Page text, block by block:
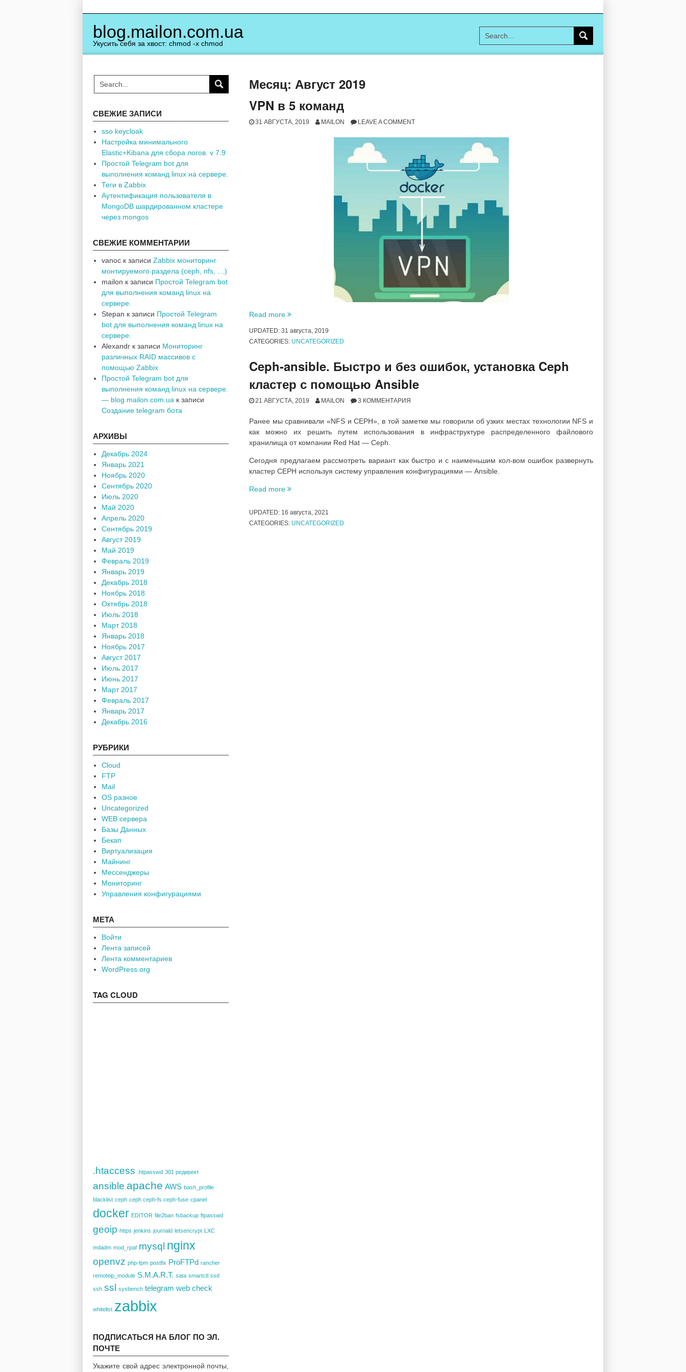
blog.mailon.com.ua
Укусить себя за хвост: chmod -x chmod
Месяц: Август 2019
VPN в 5 команд
31 АВГУСТА, 2019 MAILON LEAVE A COMMENT
Read more «VPN
5
команд»
UPDATED: 31 августа, 2019
CATEGORIES: UNCATEGORIZED
Ceph-ansible. Быстро и без ошибок, установка Ceph
кластер с помощью Ansible
21 АВГУСТА, 2019 MAILON 3 КОММЕНТАРИЯ
Ранее мы сравнивали «NFS и CEPH», в той заметке мы говорили об узких местах технологии NFS и
как можно их решить путем использования в инфраструктуре распределенного файлового
хранилища от компании Red Hat — Ceph.
Сегодня предлагаем рассмотреть вариант как быстро и с наименьшим кол-вом ошибок развернуть
кластер CEPH используя систему управления конфигурациями — Ansible.
Read more «Ceph-
Быстро
и
UPDATED: 16 августа, 2021
CATEGORIES: UNCATEGORIZED
СВЕЖИЕ ЗАПИСИ
sso keycloak
Настройка минимального
Elastic+Kibana для сбора логов. v 7.9
Простой Telegram bot для
выполнения команд linux на сервере.
Теги в Zabbix
Аутентификация пользователя в
MongoDB шардированном кластере
через mongos
СВЕЖИЕ КОММЕНТАРИИ
vanocк записи Zabbix мониторинг
монтируемого раздела (ceph, nfs, …)
mailon к записи Простой Telegram bot
для выполнения команд linux на
сервере.
Stepan к записи Простой Telegram
bot для выполнения команд linux на
сервере.
Alexandrк записи Мониторинг
различных RAID массивов с
помощью Zabbix
Простой Telegram bot для
выполнения команд linux на сервере.
— blog.mailon.com.ua к записи
Создание telegram бота
АРХИВЫ
Декабрь 2024
Январь 2021
Ноябрь 2020
Сентябрь 2020
Июль 2020
Май 2020
Апрель 2020
Сентябрь 2019
Август 2019
Май 2019
Февраль 2019
Январь 2019
Декабрь 2018
Ноябрь 2018
Октябрь 2018
Июль 2018
Март 2018
Январь 2018
Ноябрь 2017
Август 2017
Июль 2017
Июнь 2017
Март 2017
Февраль 2017
Январь 2017
Декабрь 2016
РУБРИКИ
Cloud
FTP
Mail
OS разное
Uncategorized
WEB сервера
Базы Данных
Бекап
Виртуализация
Майнинг
Мессенджеры
Мониторинг
Управления конфигурациями
МЕТА
Войти
Лента записей
Лента комментариев
WordPress.org
TAG CLOUD
.htaccess .htpasswd 301 редирект
ansible apache AWS bash_profile
blacklist ceph ceph ceph-fs ceph-fuse cpanel
docker EDITOR file2ban fsbackup ftpasswd
geoip https jenkins journald letsencrypt LXC
mdadm mod_rpaf mysql nginx
openvz php-fpm postfix ProFTPd rancher
remoteip_module S.M.A.R.T. sata smartctl ssd
ssh ssl sysbench telegram web check
whitelist zabbix
ПОДПИСАТЬСЯ НА БЛОГ ПО ЭЛ.
ПОЧТЕ
Укажите свой адрес электронной почты,